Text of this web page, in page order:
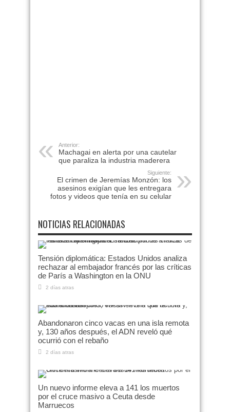
Anterior:
Machagai en alerta por una cautelar
que paraliza la industria maderera
Siguiente:
El crimen de Jeremías Monzón: los
asesinos exigían que les entregara
fotos y videos que tenía en su celular
NOTICIAS RELACIONADAS
Tensión diplomática: Estados Unidos analiza
rechazar al embajador francés por las críticas
de París a Washington en la ONU
2 días atras
Abandonaron cinco vacas en una isla remota
y, 130 años después, el ADN reveló qué
ocurrió con el rebaño
2 días atras
Un nuevo informe eleva a 141 los muertos
por el cruce masivo a Ceuta desde
Marruecos